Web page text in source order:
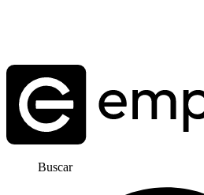
Buscar